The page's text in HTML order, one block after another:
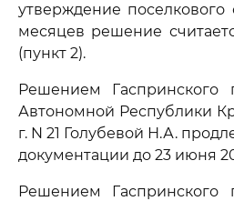
утверждение поселкового
месяцев решение
(пункт 2).
Решением Гаспринского
Автономной Республики
г. N 21 Голубевой Н.А.
документации до 23 июня
Решением Гаспринского